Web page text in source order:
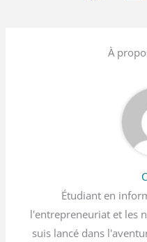
À
Étudiant en
l'entrepreneuriat et les
suis lancé dans